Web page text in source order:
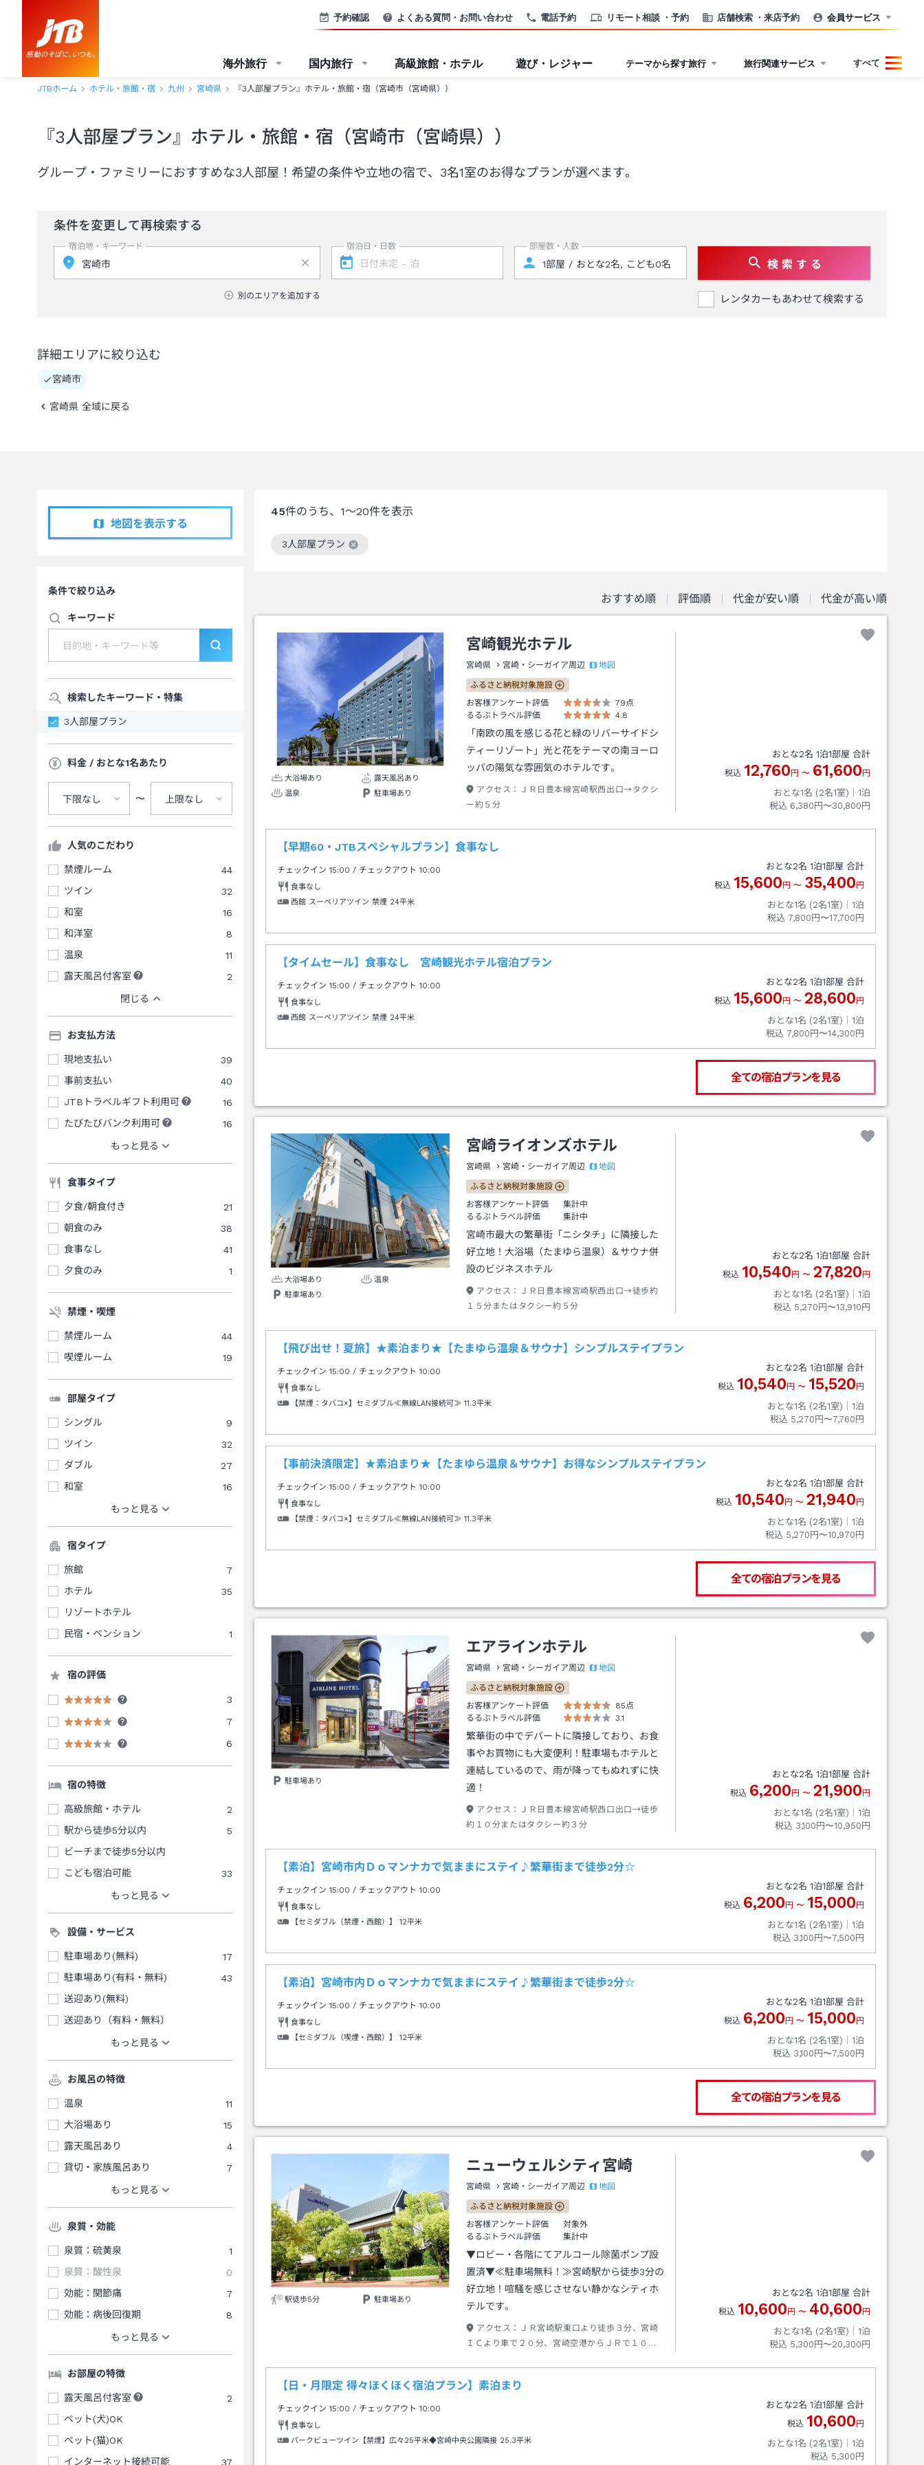
電話予約 リモート相談 ・予約 店舗検索 ・来店予約
予約確認 よくある質問・お問い合わせ 会員サービス
海外旅行 国内旅行 高級旅館・ホテル 遊び・レジャー テーマから探す旅行 旅行関連サービス すべて
JTBホーム ホテル・旅館・宿 九州 宮崎県 『3人部屋プラン』ホテル・旅館・宿（宮崎市（宮崎県））
『3人部屋プラン』ホテル・旅館・宿（宮崎市（宮崎県））
グループ・ファミリーにおすすめな3人部屋！希望の条件や立地の宿で、3名1室のお得なプランが選べます。
条件を変更して再検索する
宿泊地・キーワード
別のエリアを追加する
宿泊日・日数 部屋数・人数
検 索 す る
レンタカーもあわせて検索する
詳細エリアに絞り込む
宮崎市
宮崎県 全域に戻る
地図を表示する
条件で絞り込み
キーワード
検索したキーワード・特集
3人部屋プラン
料金 / おとな1名あたり
下限なし 〜 上限なし
人気のこだわり
禁煙ルーム
44
ツイン
32
和室
16
和洋室
8
温泉
11
露天風呂付客室
2
閉じる
お支払方法
現地支払い
39
事前支払い
40
JTBトラベルギフト利用可
16
たびたびバンク利用可
16
もっと見る
食事タイプ
夕食/朝食付き
21
朝食のみ
38
食事なし
41
夕食のみ
1
禁煙・喫煙
禁煙ルーム
44
喫煙ルーム
19
部屋タイプ
シングル
9
ツイン
32
ダブル
27
和室
16
もっと見る
宿タイプ
旅館
7
ホテル
35
リゾートホテル
民宿・ペンション
1
宿の評価
3
7
6
宿の特徴
高級旅館・ホテル
2
駅から徒歩5分以内
5
ビーチまで徒歩5分以内
こども宿泊可能
33
もっと見る
設備・サービス
駐車場あり(無料)
17
駐車場あり(有料・無料)
43
送迎あり(無料)
送迎あり（有料・無料）
もっと見る
お風呂の特徴
温泉
11
大浴場あり
15
露天風呂あり
4
貸切・家族風呂あり
7
もっと見る
泉質・効能
泉質：硫黄泉
1
泉質：酸性泉
0
効能：関節痛
7
効能：病後回復期
8
もっと見る
お部屋の特徴
露天風呂付客室
2
ペット(犬)OK
ペット(猫)OK
インターネット接続可能
37
45件のうち、 1～20件を表示
3人部屋プラン
この絞り込み条件を解除
おすすめ順 評価順 代金が安い順 代金が高い順
大浴場あり
露天風呂あり
温泉
駐車場あり
宮崎観光ホテル
宮崎県 宮崎・シーガイア周辺 地図
ふるさと納税対象施設
お客様アンケート評価
79点
るるぶトラベル評価
4.8
「南欧の風を感じる花と緑のリバーサイドシ
ティーリゾート」光と花をテーマの南ヨーロ
ッパの陽気な雰囲気のホテルです。
アクセス：
ＪＲ日豊本線宮崎駅西出口→タクシ
ー約５分
おとな2名 1泊1部屋 合計
税込 12,760 円 〜 61,600 円
おとな1名 (2名1室)｜ 1泊
税込 6,380円〜30,800円
【早期60・JTBスペシャルプラン】食事なし
チェックイン15:00 / チェックアウト 10:00
食事なし
西館 スーペリアツイン 禁煙 24平米
おとな2名 1泊1部屋 合計
税込 15,600 円 〜 35,400 円
おとな1名 (2名1室)｜ 1泊
税込 7,800円〜17,700円
【タイムセール】食事なし 宮崎観光ホテル宿泊プラン
チェックイン15:00 / チェックアウト 10:00
食事なし
西館 スーペリアツイン 禁煙 24平米
おとな2名 1泊1部屋 合計
税込 15,600 円 〜 28,600 円
おとな1名 (2名1室)｜ 1泊
税込 7,800円〜14,300円
全ての宿泊プランを見る
大浴場あり
温泉
駐車場あり
宮崎ライオンズホテル
宮崎県 宮崎・シーガイア周辺 地図
ふるさと納税対象施設
お客様アンケート評価
集計中
るるぶトラベル評価
集計中
宮崎市最大の繁華街「ニシタチ」に隣接した
好立地！大浴場（たまゆら温泉）＆サウナ併
設のビジネスホテル
アクセス：
ＪＲ日豊本線宮崎駅西出口→徒歩約
１５分またはタクシー約５分
おとな2名 1泊1部屋 合計
税込 10,540 円 〜 27,820 円
おとな1名 (2名1室)｜ 1泊
税込 5,270円〜13,910円
【飛び出せ！夏旅】★素泊まり★【たまゆら温泉＆サウナ】シンプルステイプラン
チェックイン15:00 / チェックアウト 10:00
食事なし
【禁煙：タバコ×】セミダブル≪無線LAN接続可≫ 11.3平米
おとな2名 1泊1部屋 合計
税込 10,540 円 〜 15,520 円
おとな1名 (2名1室)｜ 1泊
税込 5,270円〜7,760円
【事前決済限定】★素泊まり★【たまゆら温泉＆サウナ】お得なシンプルステイプラン
チェックイン15:00 / チェックアウト 10:00
食事なし
【禁煙：タバコ×】セミダブル≪無線LAN接続可≫ 11.3平米
おとな2名 1泊1部屋 合計
税込 10,540 円 〜 21,940 円
おとな1名 (2名1室)｜ 1泊
税込 5,270円〜10,970円
全ての宿泊プランを見る
駐車場あり
エアラインホテル
宮崎県 宮崎・シーガイア周辺 地図
ふるさと納税対象施設
お客様アンケート評価
85点
るるぶトラベル評価
3.1
繁華街の中でデパートに隣接しており、お食
事やお買物にも大変便利！駐車場もホテルと
連結しているので、雨が降ってもぬれずに快
適！
アクセス：
ＪＲ日豊本線宮崎駅西口出口→徒歩
約１０分またはタクシー約３分
おとな2名 1泊1部屋 合計
税込 6,200 円 〜 21,900 円
おとな1名 (2名1室)｜ 1泊
税込 3,100円〜10,950円
【素泊】宮崎市内Ｄｏマンナカで気ままにステイ♪繁華街まで徒歩2分☆
チェックイン15:00 / チェックアウト 10:00
食事なし
【セミダブル（禁煙・西館）】
12平米
おとな2名 1泊1部屋 合計
税込 6,200 円 〜 15,000 円
おとな1名 (2名1室)｜ 1泊
税込 3,100円〜7,500円
【素泊】宮崎市内Ｄｏマンナカで気ままにステイ♪繁華街まで徒歩2分☆
チェックイン15:00 / チェックアウト 10:00
食事なし
【セミダブル（喫煙・西館）】
12平米
おとな2名 1泊1部屋 合計
税込 6,200 円 〜 15,000 円
おとな1名 (2名1室)｜ 1泊
税込 3,100円〜7,500円
全ての宿泊プランを見る
駅徒歩5分 駐車場あり
ニューウェルシティ宮崎
宮崎県 宮崎・シーガイア周辺 地図
ふるさと納税対象施設
お客様アンケート評価
対象外
るるぶトラベル評価
集計中
▼ロビー・各階にてアルコール除菌ポンプ設
置済▼≪駐車場無料！≫宮崎駅から徒歩3分の
好立地！喧騒を感じさせない静かなシティホ
テルです。
アクセス：
ＪＲ宮崎駅東口より徒歩３分、宮崎
ＩＣより車で２０分、宮崎空港からＪＲで１０
おとな2名 1泊1部屋 合計
税込 10,600 円 〜 40,600 円
おとな1名 (2名1室)｜ 1泊
税込 5,300円〜20,300円
【日・月限定 得々ほくほく宿泊プラン】素泊まり
チェックイン15:00 / チェックアウト 10:00
食事なし
パークビューツイン【禁煙】広々25平米◆宮崎中央公園隣接 25.3平米
おとな2名 1泊1部屋 合計
税込 10,600 円
おとな1名 (2名1室)｜ 1泊
税込 5,300円